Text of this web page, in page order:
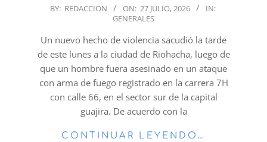
2026-
27
BY: REDACCION ON: 27 JULIO, 2026
IN:
GENERALES
Un nuevo hecho de violencia sacudió la tarde
de este lunes a la ciudad de Riohacha, luego de
que un hombre fuera asesinado en un ataque
con arma de fuego registrado en la carrera 7H
con calle 66, en el sector sur de la capital
guajira. De acuerdo con la
CONTINUAR LEYENDO…